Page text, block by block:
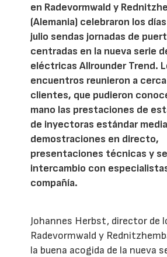
en Radevormwald y
(Alemania) celebraron los
julio sendas jornadas de
centradas en la nueva serie
eléctricas Allrounder Trend.
encuentros reunieron a
clientes, que pudieron
mano las prestaciones de
de inyectoras estándar
demostraciones en directo,
presentaciones técnicas y
intercambio con
compañía.
Johannes Herbst, director de
Radevormwald y
la buena acogida de la nueva